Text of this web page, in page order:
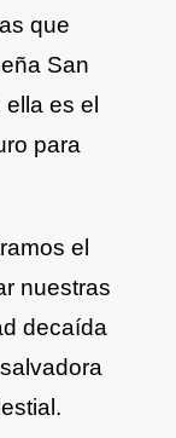
que
San
es el
para
el
nuestras
decaída